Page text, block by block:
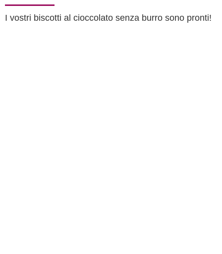
I vostri biscotti al cioccolato senza burro sono pronti!